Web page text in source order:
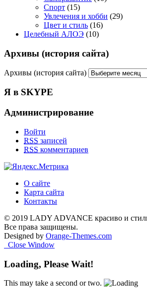
Спорт (15)
Увлечения и хобби (29)
Цвет и стиль (16)
Целебный АЛОЭ (10)
Архивы (история сайта)
Архивы (история сайта)
Я в SKYPE
Администрирование
Войти
RSS записей
RSS комментариев
О сайте
Карта сайта
Контакты
© 2019 LADY ADVANCE красиво и
Все права защищены.
Designed by Orange-Themes.com
Close Window
Loading, Please Wait!
This may take a second or two.